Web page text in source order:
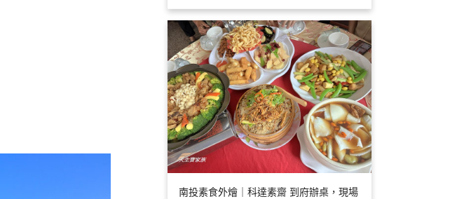
南投素食外燴｜科達素齋 到府辦桌，現場